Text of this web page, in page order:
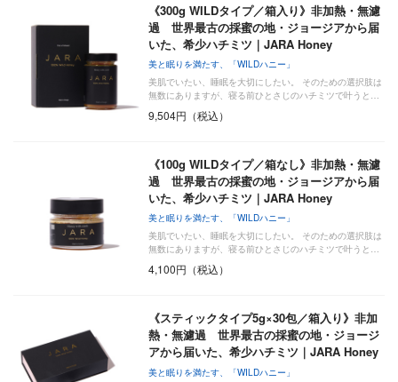
《300g WILDタイプ／箱入り》非加熱・無濾
過 世界最古の採蜜の地・ジョージアから届
いた、希少ハチミツ｜JARA Honey
美と眠りを満たす、「WILDハニー」
美肌でいたい、睡眠を大切にしたい。 そのための選択肢は
無数にありますが、寝る前ひとさじのハチミツで叶うと…
9,504円（税込）
《100g WILDタイプ／箱なし》非加熱・無濾
過 世界最古の採蜜の地・ジョージアから届
いた、希少ハチミツ｜JARA Honey
美と眠りを満たす、「WILDハニー」
美肌でいたい、睡眠を大切にしたい。 そのための選択肢は
無数にありますが、寝る前ひとさじのハチミツで叶うと…
4,100円（税込）
《スティックタイプ5g×30包／箱入り》非加
熱・無濾過 世界最古の採蜜の地・ジョージ
アから届いた、希少ハチミツ｜JARA Honey
美と眠りを満たす、「WILDハニー」